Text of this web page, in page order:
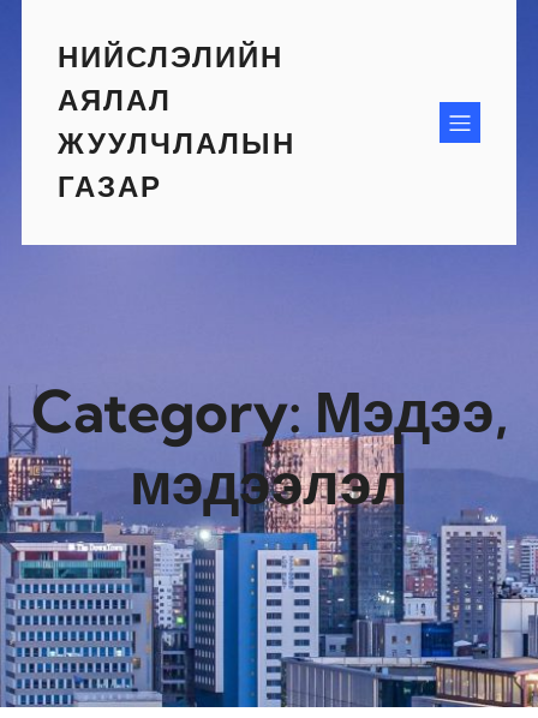
contentНИЙСЛЭЛИЙН
АЯЛАЛ
ЖУУЛЧЛАЛЫН
ГАЗАР
Category: Мэдээ,
мэдээлэл